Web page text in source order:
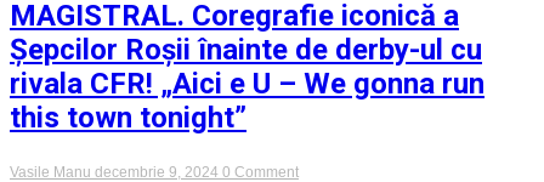
obținută
în
derby-
ul
cu
CFR!
doilea
MAGISTRAL. Coregrafie iconică a
Șepcilor Roșii înainte de derby-ul cu
rivala CFR! „Aici e U – We gonna run
this town tonight”
Vasile Manu decembrie 9, 2024 0 Commenton